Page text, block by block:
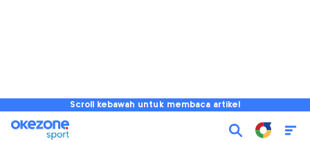
Scroll kebawah untuk membaca artikel